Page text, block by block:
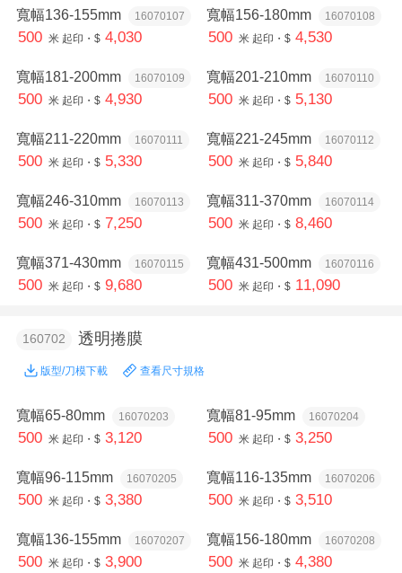
寬幅136-155mm 16070107
500 米 起印・$ 4,030
寬幅156-180mm 16070108
500 米 起印・$ 4,530
寬幅181-200mm 16070109
500 米 起印・$ 4,930
寬幅201-210mm 16070110
500 米 起印・$ 5,130
寬幅211-220mm 16070111
500 米 起印・$ 5,330
寬幅221-245mm 16070112
500 米 起印・$ 5,840
寬幅246-310mm 16070113
500 米 起印・$ 7,250
寬幅311-370mm 16070114
500 米 起印・$ 8,460
寬幅371-430mm 16070115
500 米 起印・$ 9,680
寬幅431-500mm 16070116
500 米 起印・$ 11,090
160702 透明捲膜
版型/刀模下載 查看尺寸規格
寬幅65-80mm 16070203
500 米 起印・$ 3,120
寬幅81-95mm 16070204
500 米 起印・$ 3,250
寬幅96-115mm 16070205
500 米 起印・$ 3,380
寬幅116-135mm 16070206
500 米 起印・$ 3,510
寬幅136-155mm 16070207
500 米 起印・$ 3,900
寬幅156-180mm 16070208
500 米 起印・$ 4,380